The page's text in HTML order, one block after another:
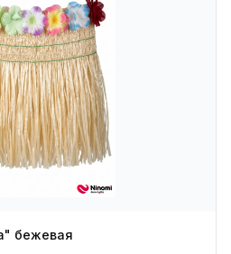
бежевая